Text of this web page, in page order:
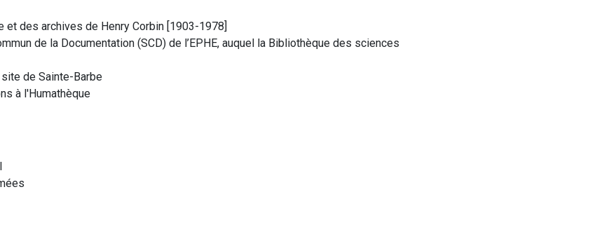
et des archives de Henry Corbin [1903-1978]
de la Documentation (SCD) de l’EPHE, auquel la Bibliothèque des sciences
de Sainte-Barbe
à l'Humathèque